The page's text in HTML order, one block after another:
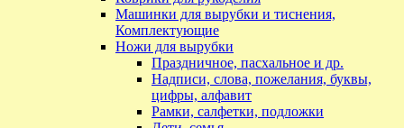
Машинки для вырубки и тиснения,
Комплектующие
Ножи для вырубки
Праздничное, пасхальное и др.
Надписи, слова, пожелания, буквы,
цифры, алфавит
Рамки, салфетки, подложки